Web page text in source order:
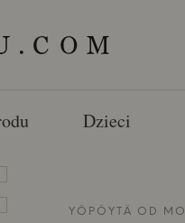
Dzieci
YÖPÖYTÄ OD